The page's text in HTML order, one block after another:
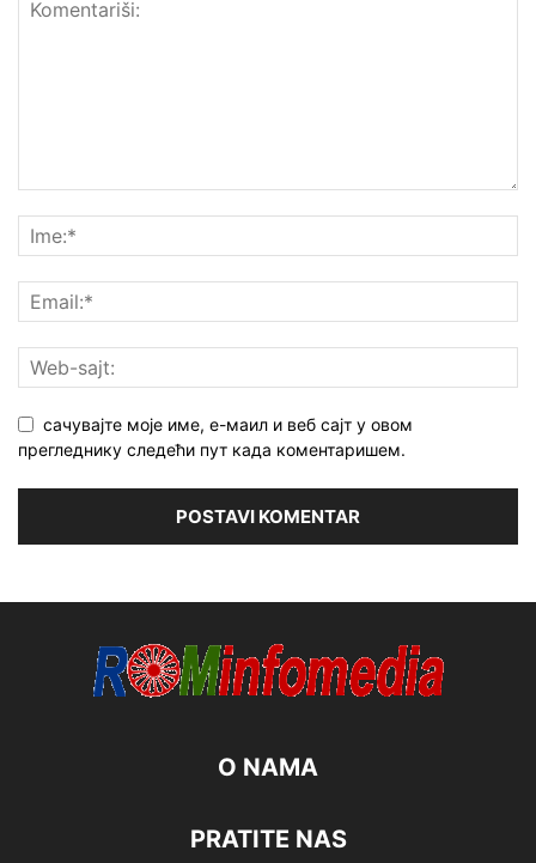
сачувајте моје име, е-маил и веб сајт у овом
прегледнику следећи пут када коментаришем.
O NAMA
PRATITE NAS